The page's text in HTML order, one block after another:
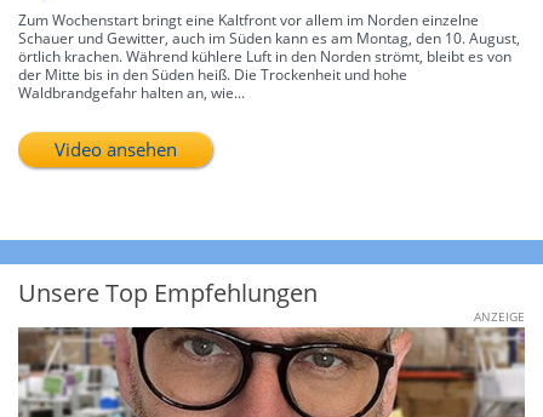
Zum Wochenstart bringt eine Kaltfront vor allem im Norden einzelne
Schauer und Gewitter, auch im Süden kann es am Montag, den 10. August,
örtlich krachen. Während kühlere Luft in den Norden strömt, bleibt es von
der Mitte bis in den Süden heiß. Die Trockenheit und hohe
Waldbrandgefahr halten an, wie...
Video ansehen
Unsere Top Empfehlungen
ANZEIGE